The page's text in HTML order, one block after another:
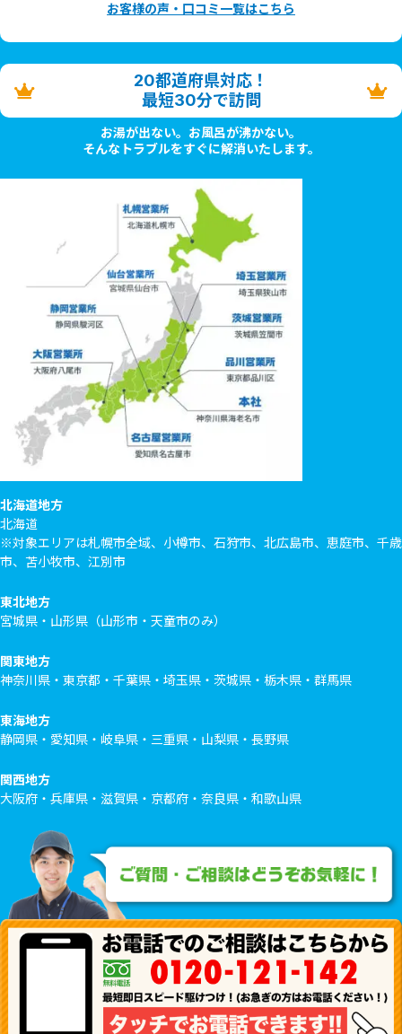
お客様の声・口コミ一覧はこちら
20都道府県対応！
最短30分で訪問
お湯が出ない。お風呂が沸かない。
そんなトラブルをすぐに解消いたします。
北海道地方
北海道
※対象エリアは札幌市全域、小樽市、石狩市、北広島市、恵庭市、千歳
市、苫小牧市、江別市
東北地方
宮城県・山形県（山形市・天童市のみ）
関東地方
神奈川県・東京都・千葉県・埼玉県・茨城県・栃木県・群馬県
東海地方
静岡県・愛知県・岐阜県・三重県・山梨県・長野県
関西地方
大阪府・兵庫県・滋賀県・京都府・奈良県・和歌山県